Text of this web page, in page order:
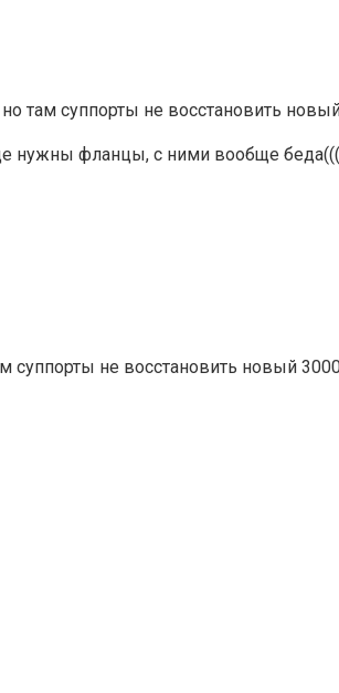
там суппорты не восстановить
нужны фланцы, с ними вообще
суппорты не восстановить новый